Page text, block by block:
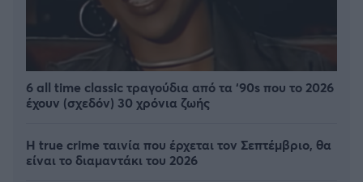
6 all time classic τραγούδια από τα ‘90s που το 2026
έχουν (σχεδόν) 30 χρόνια ζωής
Η true crime ταινία που έρχεται τον Σεπτέμβριο, θα
είναι το διαμαντάκι του 2026